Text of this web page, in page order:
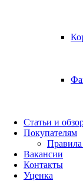
Статьи и
Покупателям
Правила
Вакансии
Контакты
Уценка